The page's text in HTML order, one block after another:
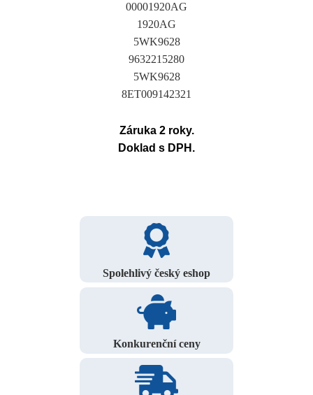
00001920AG
1920AG
5WK9628
9632215280
5WK9628
8ET009142321
Záruka 2 roky.
Doklad s DPH.
Spolehlivý český eshop
Konkurenční ceny